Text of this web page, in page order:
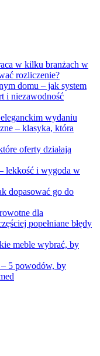
w kilku branżach w
rozliczenie?
domu – jak system
i niezawodność
wydaniu
– klasyka, która
oferty działają
lekkość i wygoda w
dopasować go do
dla
popełniane błędy
meble wybrać, by
– 5 powodów, by